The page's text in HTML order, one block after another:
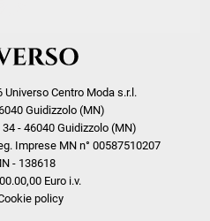
Centro Moda s.r.l.
Guidizzolo (MN)
- 46040 Guidizzolo (MN)
Imprese MN n° 00587510207
- 138618
Euro i.v.
policy